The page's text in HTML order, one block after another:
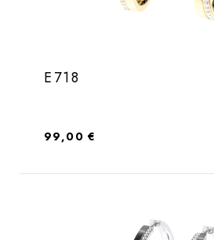
E718
Regulärer Preis:
99,00 €